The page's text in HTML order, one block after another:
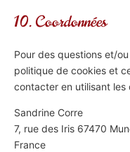
10. Coordonnées
Pour des questions et/
politique de cookies et
contacter en utilisant les
Sandrine Corre
7, rue des Iris 67470
France